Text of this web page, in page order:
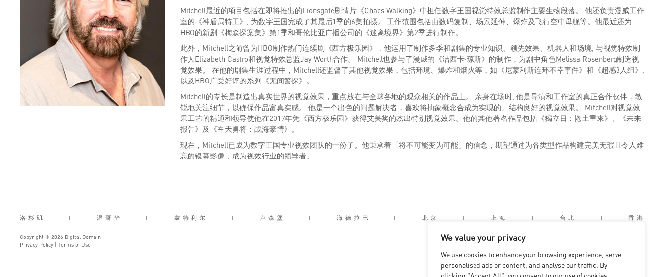
We value your privacy
We use cookies to enhance your browsing experience, serve
personalised ads or content, and analyse our traffic. By
clicking "Accept All", you consent to our use of cookies.
Mitchell最近的项目包括在即将推出的Lionsgate剧情片《Chaos Walking》中担任数字王国视觉特效总监制作主要生物段落。 他还负责漫威工作
室的《神盾局特工》, 为数字王国完成了其最后1季的6集拍摄。 工作范围包括由数码复制、场景延伸、爆炸及飞行空中母舰等。他最近还为
HBO的新剧《梅森探案集》第1季和哥伦比亚广播公司的《迷离境界》第2季进行制作。
此外，Mitchell之前曾为HBO制作热门连续剧《西方极乐园》，他运用了制作多季和剧集的专业知识、领先效果、机器人和场境, 与视觉特效制
作人Elizabeth Castro和视觉特效总监Jay Worth合作。 Mitchell也参与了漫威的《洁西卡·琼斯》的制作，为剧中角色Melissa Rosenberg制造视
觉效果。 在他的剧集生涯过程中，Mitchell还监督了其他视觉效果，包括环境、爆炸和烟火等，如《尼蒙利斯连环不幸事件》和《超感8人组》,
以及HBO广受好评的系列《无间警探》。
Mitchell的专长是制造出真实世界的视觉效果，重点放在与全球各地的观众相关的作品上。 亲身在场时, 他是导演和工作室的真正合作伙伴，敏
锐地关注细节，以确保作品富真实感。 他是一个出色的问题解决者，喜欢将抽象概念合成为实现的、结构良好的视觉效果。 Mitchell对视觉效
果工艺的精通和领导使他在2017年凭《西方极乐园》获得艾美奖的杰出特别视觉效果。他的其他著名作品包括《獨立日：捲土重來》、《未来
报告》及《军天勇将：战海豪情》。
现在，Mitchell已成为数字王国专业视效团队的一份子。他秉承着「将不可能变为可能」的信念，期望通过为各类型作品构建完美无瑕且令人难
忘的银幕影像，成为视效行业的领导者。
洛杉矶 | 温哥华 | 蒙特利尔 | 卢森堡 | 海德拉巴 | 北京 | 上海 | 台北 | 香港
Copyright © 2026 Digital Domain
Privacy Policy
Terms of Use